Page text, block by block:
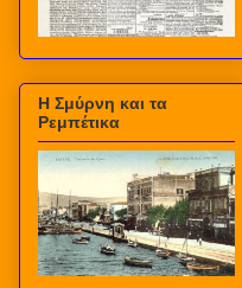
Η Σμύρνη και τα
Ρεμπέτικα